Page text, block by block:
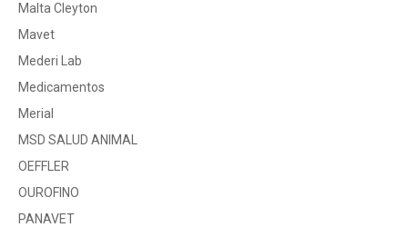
Malta Cleyton
Mavet
Mederi Lab
Medicamentos
Merial
MSD SALUD ANIMAL
OEFFLER
OUROFINO
PANAVET